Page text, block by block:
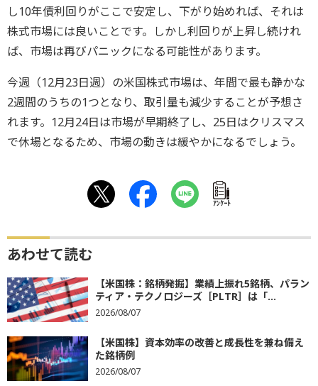
し10年債利回りがここで安定し、下がり始めれば、それは
株式市場には良いことです。しかし利回りが上昇し続けれ
ば、市場は再びパニックになる可能性があります。
今週（12月23日週）の米国株式市場は、年間で最も静かな
2週間のうちの1つとなり、取引量も減少することが予想さ
れます。12月24日は市場が早期終了し、25日はクリスマス
で休場となるため、市場の動きは緩やかになるでしょう。
ｱﾝｹｰﾄ
あわせて読む
【米国株：銘柄発掘】業績上振れ5銘柄、パラン
ティア・テクノロジーズ［PLTR］は「...
2026/08/07
【米国株】資本効率の改善と成長性を兼ね備え
た銘柄例
2026/08/07